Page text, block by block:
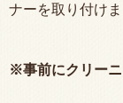
ナーを取り付けま
※事前にクリーニ